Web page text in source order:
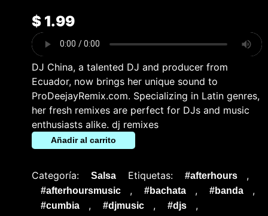
$1.99
DJ China, a talented DJ and producer from
Ecuador, now brings her unique sound to
ProDeejayRemix.com. Specializing in Latin genres,
her fresh remixes are perfect for DJs and music
enthusiasts alike. dj remixes
Añadir al carrito
Categoría: Salsa Etiquetas: #afterhours ,
#afterhoursmusic , #bachata , #banda ,
#cumbia , #djmusic , #djs ,